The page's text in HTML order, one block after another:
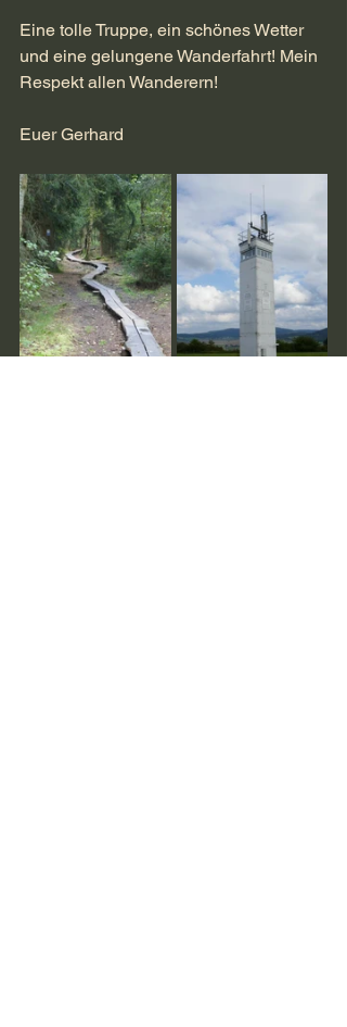
Eine tolle Truppe, ein schönes Wetter
und eine gelungene Wanderfahrt! Mein
Respekt allen Wanderern!
Euer Gerhard